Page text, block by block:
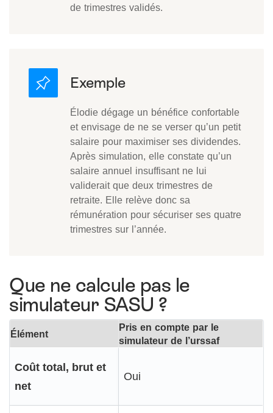
de trimestres validés.
Élodie dégage un bénéfice confortable
et envisage de ne se verser qu’un petit
salaire pour maximiser ses dividendes.
Après simulation, elle constate qu’un
salaire annuel insuffisant ne lui
validerait que deux trimestres de
retraite. Elle relève donc sa
rémunération pour sécuriser ses quatre
trimestres sur l’année.
Que ne calcule pas le
simulateur SASU ?
Élément
Pris en compte par le
simulateur de l’urssaf
Coût total, brut et
net
Oui